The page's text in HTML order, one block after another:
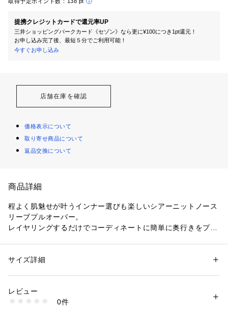
提携クレジットカードで還元率UP
三井ショッピングパークカード《セゾン》なら更に¥100につき1pt還元！
お申し込み完了後、最短５分でご利用可能！
今すぐお申し込み
店舗在庫を確認
価格表示について
取り寄せ商品について
返品交換について
商品詳細
程よく肌魅せが叶うインナー選びも楽しいシアーニットノース
リーブプルオーバー。
レイヤリングするだけでコーディネートに簡単に奥行きをプラ
バックセンターの深いスリットは着用すると自然に開き抜け感
ら、腕を出したスタイリングに抵抗感がある方にもおすすめで
性別：レディース
素材：コットン100%
洗濯：手洗い可
※詳しい洗濯方法については、商品の品質表示タグをご覧ください
サイズ詳細
レビュー
0件